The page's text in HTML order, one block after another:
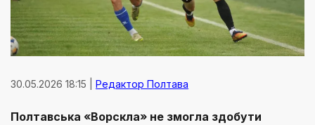
30.05.2026 18:15 | Редактор Полтава
Полтавська «Ворскла» не змогла здобути